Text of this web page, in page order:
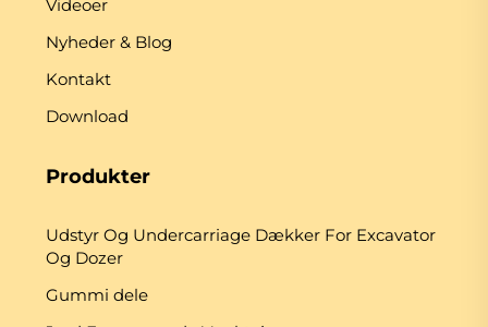
Videoer
Nyheder & Blog
Kontakt
Download
Produkter
Udstyr Og Undercarriage Dækker For Excavator
Og Dozer
Gummi dele